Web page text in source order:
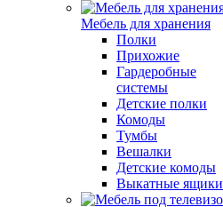
Мебель для хранения
Полки
Прихожие
Гардеробные
системы
Детские полки
Комоды
Тумбы
Вешалки
Детские комоды
Выкатные ящики